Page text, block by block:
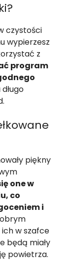
czystości
wypierzesz
z
program
piękny
one w
co
i
w szafce
będą miały
powietrza.